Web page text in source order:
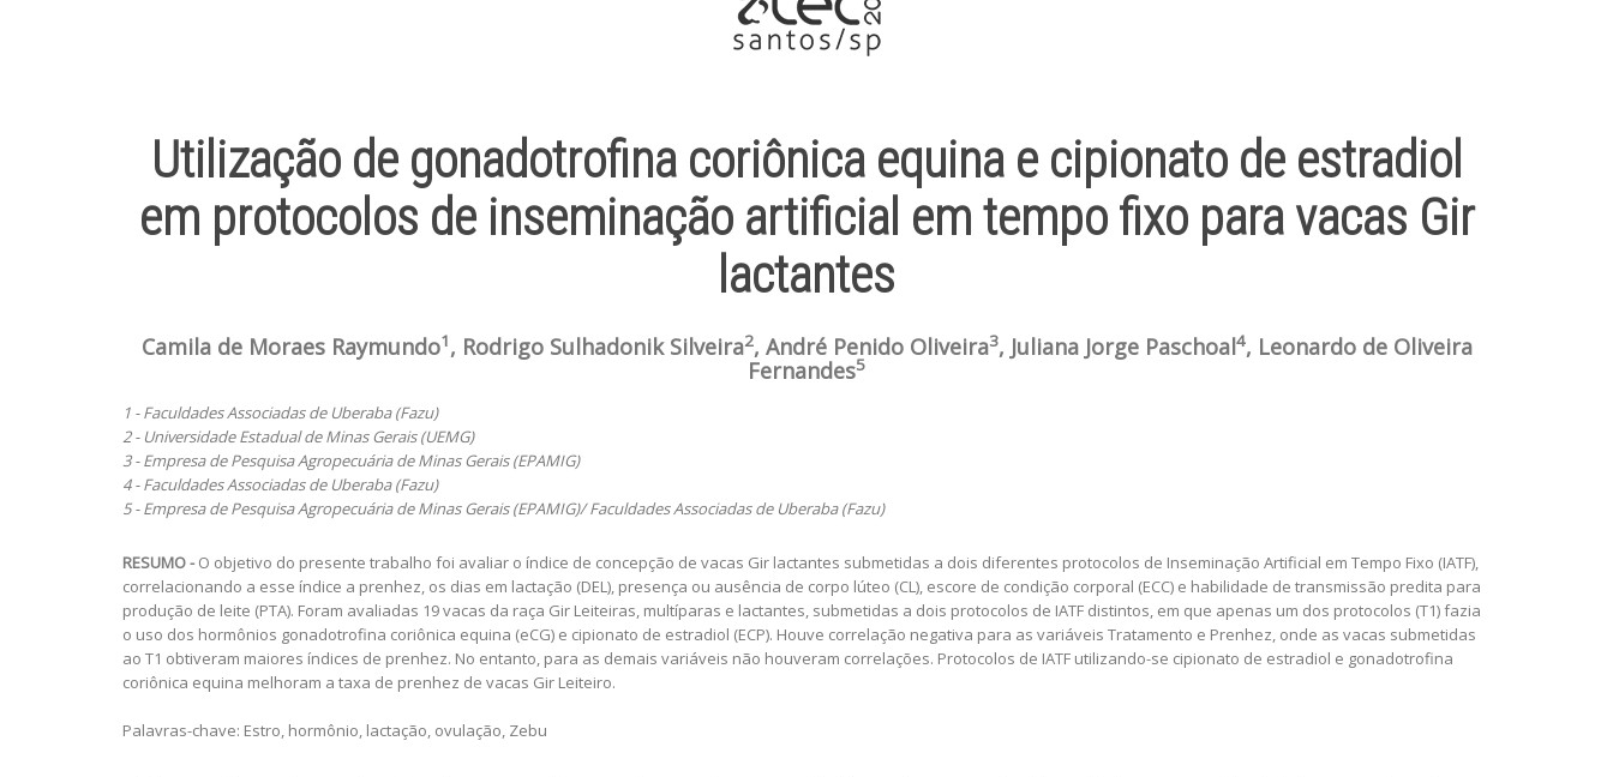
Utilização de gonadotrofina coriônica equina e cipionato de estradiol
em protocolos de inseminação artificial em tempo fixo para vacas Gir
lactantes
Camila de Moraes Raymundo1, Rodrigo Sulhadonik Silveira2, André Penido Oliveira3, Juliana Jorge Paschoal4, Leonardo de Oliveira
Fernandes5
1 - Faculdades Associadas de Uberaba (Fazu)
2 - Universidade Estadual de Minas Gerais (UEMG)
3 - Empresa de Pesquisa Agropecuária de Minas Gerais (EPAMIG)
4 - Faculdades Associadas de Uberaba (Fazu)
5 - Empresa de Pesquisa Agropecuária de Minas Gerais (EPAMIG)/ Faculdades Associadas de Uberaba (Fazu)
RESUMO -O objetivo do presente trabalho foi avaliar o índice de concepção de vacas Gir lactantes submetidas a dois diferentes protocolos de Inseminação Artificial em Tempo Fixo (IATF),
correlacionando a esse índice a prenhez, os dias em lactação (DEL), presença ou ausência de corpo lúteo (CL), escore de condição corporal (ECC) e habilidade de transmissão predita para
produção de leite (PTA). Foram avaliadas 19 vacas da raça Gir Leiteiras, multíparas e lactantes, submetidas a dois protocolos de IATF distintos, em que apenas um dos protocolos (T1) fazia
o uso dos hormônios gonadotrofina coriônica equina (eCG) e cipionato de estradiol (ECP). Houve correlação negativa para as variáveis Tratamento e Prenhez, onde as vacas submetidas
ao T1 obtiveram maiores índices de prenhez. No entanto, para as demais variáveis não houveram correlações. Protocolos de IATF utilizando-se cipionato de estradiol e gonadotrofina
coriônica equina melhoram a taxa de prenhez de vacas Gir Leiteiro.
Palavras-chave: Estro, hormônio, lactação, ovulação, Zebu